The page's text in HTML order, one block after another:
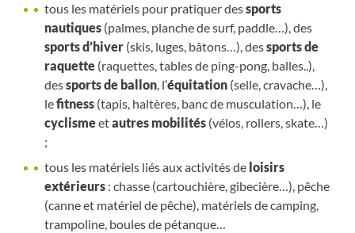
tous les matériels pour pratiquer dessports
nautiques (palmes, planche de surf, paddle…), des
sports d’hiver (skis, luges, bâtons…), dessports de
raquette (raquettes, tables de ping-pong, balles..),
dessports de ballon, l’équitation (selle, cravache…),
lefitness (tapis, haltères, banc de musculation…), le
cyclismeetautres mobilités (vélos, rollers, skate…)
;
tous les matériels liés aux activités de loisirs
extérieurs : chasse (cartouchière, gibecière…), pêche
(canne et matériel de pêche), matériels de camping,
trampoline, boules de pétanque…